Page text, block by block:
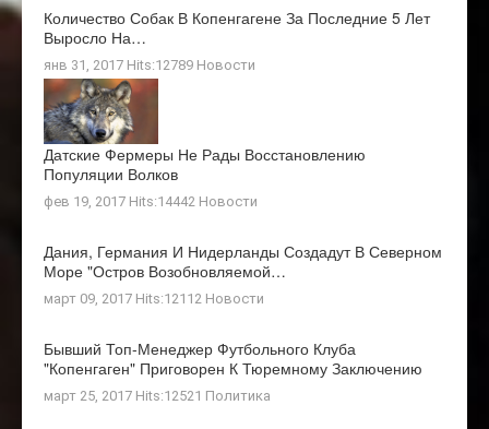
Количество Собак В Копенгагене За Последние 5 Лет
Выросло На…
янв 31, 2017 Hits:12789 Новости
Датские Фермеры Не Рады Восстановлению
Популяции Волков
фев 19, 2017 Hits:14442 Новости
Дания, Германия И Нидерланды Создадут В Северном
Море "остров Возобновляемой…
март 09, 2017 Hits:12112 Новости
Бывший Топ-Менеджер Футбольного Клуба
"Копенгаген" Приговорен К Тюремному Заключению
март 25, 2017 Hits:12521 Политика